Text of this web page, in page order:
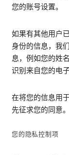
您的账号设置。
如果有其他用户
身份的信息，我
息，例如您的姓
识别来自您的电子
在将您的信息用
先征求您的同意。
您的隐私控制项